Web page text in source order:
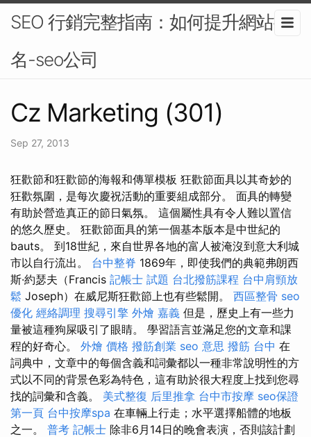
SEO 行銷完整指南：如何提升網站排
名-seo公司
Cz Marketing (301)
Sep 27, 2013
狂歡節和狂歡節的海報和傳單模板 狂歡節面具以其奇妙的
狂歡氛圍，是每次慶祝活動的重要組成部分。 面具的轉變
有助於營造真正的節日氣氛。 這個屬性具有令人難以置信
的悠久歷史。 狂歡節面具的第一個基本版本是中世紀的
bauts。 到18世紀，來自世界各地的富人被淹沒到意大利城
市以自行流出。 台中整脊 1869年，即使我們的典範弗朗西
斯·約瑟夫（Francis 記帳士 試題 台北撥筋課程 台中肩頸放
鬆 Joseph）在威尼斯狂歡節上也有些鬆開。 西區整骨 seo
優化 經絡調理 搜尋引擎 外燴 嘉義 但是，歷史上有一些力
量被這種狗屎吸引了眼睛。 學習語言並滿足您的文章和課
程的好奇心。 外燴 價格 撥筋創業 seo 意思 撥筋 台中 在
詞典中，文章中的每個含義和詞彙都以一種非常說明性的方
式以不同的背景色彩為特色，這有助於很大程度上找到您尋
找的詞彙和含義。 美式整復 后里推拿 台中市按摩 seo保證
第一頁 台中按摩spa 在車輛上行走；水平選擇船體的地板
之一。 普考 記帳士 除非6月14日的晚會表演，否則該計劃